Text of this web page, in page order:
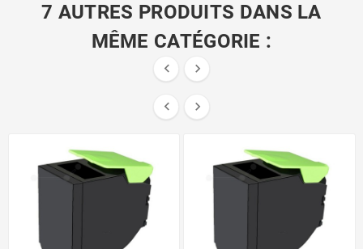
7 AUTRES PRODUITS DANS LA
MÊME CATÉGORIE :
 
 